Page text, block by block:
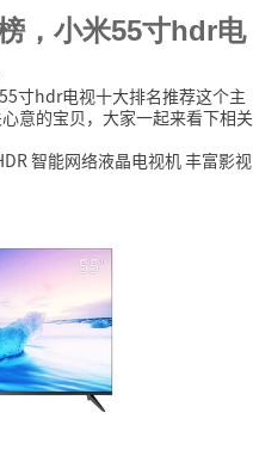
，小米55寸hdr电
寸hdr电视十大排名推荐这个主
意的宝贝，大家一起来看下相关
智能网络液晶电视机 丰富影视